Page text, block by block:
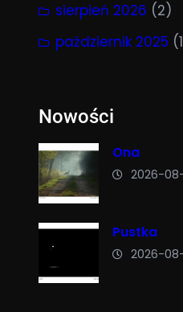
sierpień 2026 (2)
październik 2025
Nowości
Ona
2026-
Pustka
2026-